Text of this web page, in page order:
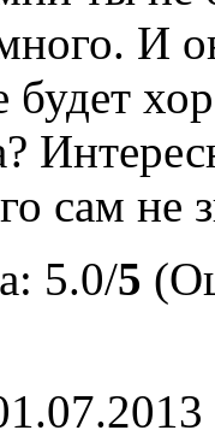
И
будет
сам не
5.0/5